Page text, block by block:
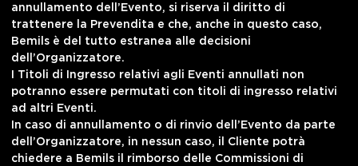
annullamento dell’Evento, si riserva il diritto di
trattenere la Prevendita e che, anche in questo caso,
Bemils è del tutto estranea alle decisioni
dell’Organizzatore.
I Titoli di Ingresso relativi agli Eventi annullati non
potranno essere permutati con titoli di ingresso relativi
ad altri Eventi.
In caso di annullamento o di rinvio dell’Evento da parte
dell’Organizzatore, in nessun caso, il Cliente potrà
chiedere a Bemils il rimborso delle Commissioni di